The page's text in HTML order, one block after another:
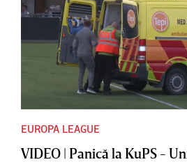
EUROPA LEAGUE
VIDEO | Panică la KuPS -